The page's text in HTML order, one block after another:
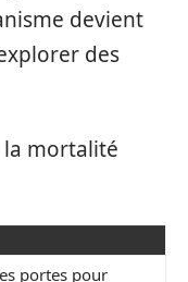
devient
des
la mortalité
portes pour